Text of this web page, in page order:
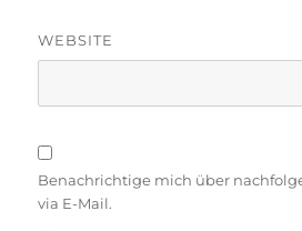
WEBSITE
Benachrichtige mich über
via E-Mail.